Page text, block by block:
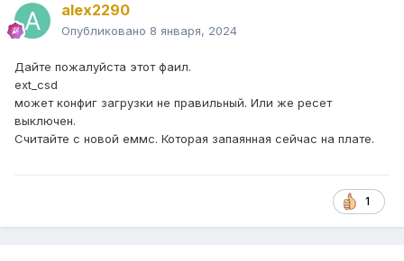
alex2290
Опубликовано 8 января, 2024
Дайте пожалуйста этот фаил.
ext_csd
может конфиг загрузки не правильный. Или же ресет
выключен.
Считайте с новой еммс. Которая запаянная сейчас на плате.
1